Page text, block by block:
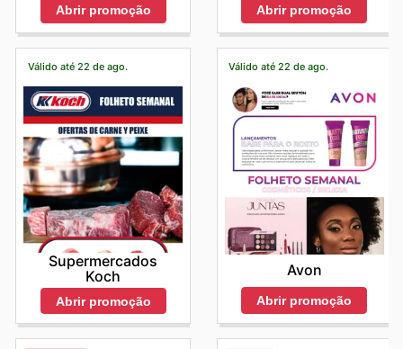
Abrir promoção Abrir promoção
Válido até 22 de ago.
Supermercados
Koch
Abrir promoção
Válido até 22 de ago.
Avon
Abrir promoção